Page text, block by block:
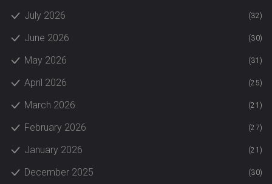
July 2026 (32)
June 2026 (30)
May 2026 (31)
April 2026 (25)
March 2026 (21)
February 2026 (27)
January 2026 (21)
December 2025 (30)